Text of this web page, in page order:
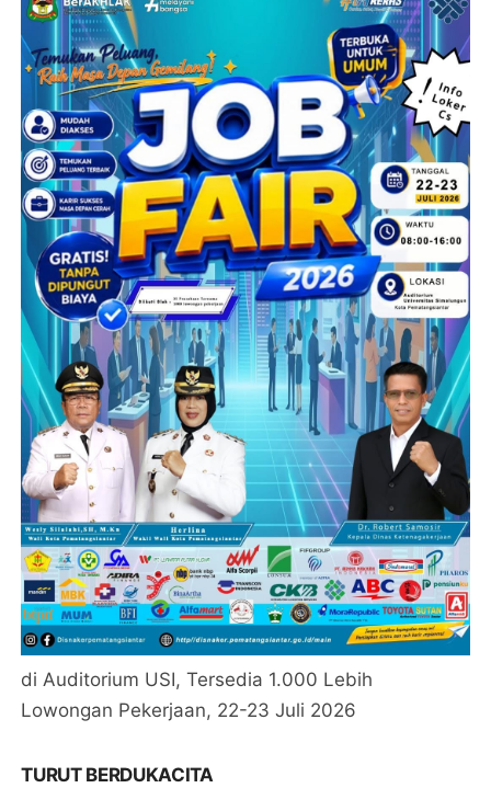
di Auditorium USI, Tersedia 1.000 Lebih
Lowongan Pekerjaan, 22-23 Juli 2026
TURUT BERDUKACITA